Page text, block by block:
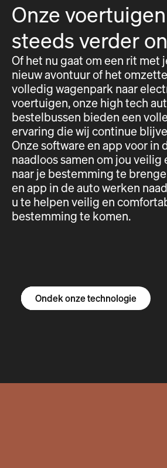
Onze
steeds verder
Of het nu gaat om een rit met
nieuw avontuur of het
volledig wagenpark naar
voertuigen, onze high tech
bestelbussen bieden een
ervaring die wij continue
Onze software en app voor in
naadloos samen om jou
naar je bestemming te
en app in de auto werken
u te helpen veilig en
bestemming te komen.
Ontdek de R1S
Ontdek de R1T
Ontdek de bestelbus
Ondek onze technologie